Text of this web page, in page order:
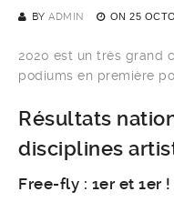
BY ADMIN ON 25
2020 est un très grand
podiums en première
Résultats
disciplines
Free-fly : 1er et 1er !